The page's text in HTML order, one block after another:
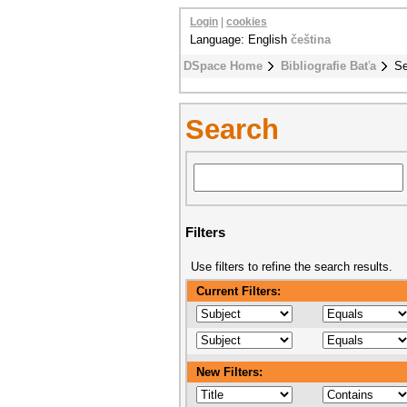
DSpace Home Bibliografie Baťa
Login cookies
Language: English čeština
Search
Filters
Use filters to refine the search results.
Current Filters:
New Filters: